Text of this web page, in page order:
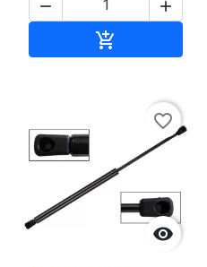
 


favorite_border